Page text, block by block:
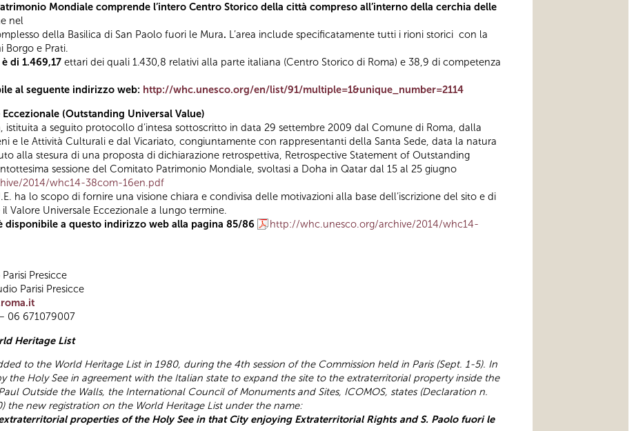
Mondiale comprende l’intero Centro Storico della città compreso all’interno della cerchia delle
nel
della Basilica di San Paolo fuori le Mura. L’area include specificatamente tutti i rioni storici con la
Borgo e Prati.
di 1.469,17 ettari dei quali 1.430,8 relativi alla parte italiana (Centro Storico di Roma) e 38,9 di competenza
al seguente indirizzo web: http://whc.unesco.org/en/list/91/multiple=1&unique_number=2114
(Outstanding Universal Value)
istituita a seguito protocollo d’intesa sottoscritto in data 29 settembre 2009 dal Comune di Roma, dalla
e le Attività Culturali e dal Vicariato, congiuntamente con rappresentanti della Santa Sede, data la natura
alla stesura di una proposta di dichiarazione retrospettiva, Retrospective Statement of Outstanding
sessione del Comitato Patrimonio Mondiale, svoltasi a Doha in Qatar dal 15 al 25 giugno
2014/whc14-38com-16en.pdf
ha lo scopo di fornire una visione chiara e condivisa delle motivazioni alla base dell’iscrizione del sito e di
Valore Universale Eccezionale a lungo termine.
disponibile a questo indirizzo web alla pagina 85/86
http://whc.unesco.org/archive/2014/whc14-
Presicce
Parisi Presicce
06 671079007
Heritage List
to the World Heritage List in 1980, during the 4th session of the Commission held in Paris (Sept. 1-5). In
the Holy See in agreement with the Italian state to expand the site to the extraterritorial property inside the
Outside the Walls, the International Council of Monuments and Sites, ICOMOS, states (Declaration n.
the new registration on the World Heritage List under the name:
properties of the Holy See in that City enjoying Extraterritorial Rights and S. Paolo fuori le